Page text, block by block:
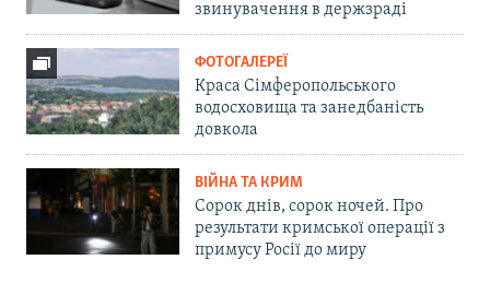
звинувачення в держзраді
ФОТОГАЛЕРЕЇ
Краса Сімферопольського
водосховища та занедбаність
довкола
ВІЙНА ТА КРИМ
Сорок днів, сорок ночей. Про
результати кримської операції з
примусу Росії до миру